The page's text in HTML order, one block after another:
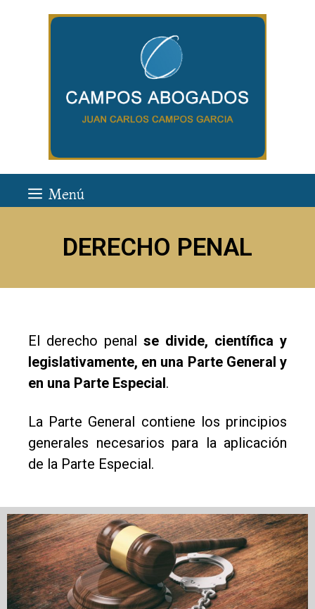
Menú
DERECHO PENAL
El derecho penal se divide, científica y
legislativamente, en una Parte General y
en una Parte Especial.
La Parte General contiene los principios
generales necesarios para la aplicación
de la Parte Especial.